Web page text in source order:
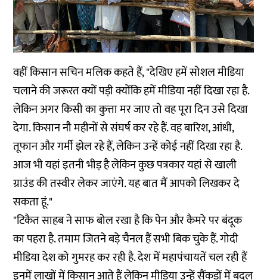
वहीं किसान सचिन मलिक कहते हैं, "देखिए हमें सोशल मीडिया
चलाने की जरूरत क्यों पड़ी क्योंकि हमें मीडिया नहीं दिखा रहा है.
लेकिन अगर किसी का कुत्ता मर जाए तो वह पूरा दिन उसे दिखा
देगा. किसान नौ महीनों से संघर्ष कर रहे हैं. वह बारिश, आंधी,
तूफान और गर्मी झेल रहे हैं, लेकिन उन्हें कोई नहीं दिखा रहा है.
आज भी यहां इतनी भीड़ है लेकिन कुछ पत्रकार यहां से खाली
ग्राउंड की तस्वीर लेकर जाएंगे. यह बात मैं आपको लिखकर दे
सकता हूं."
"टिकैत साहब ने साफ बोल रखा है कि पेन और कैमरे पर बंदूक
का पहरा है. तमाम जितने बड़े चैनल हैं सभी बिक चुके हैं. गोदी
मीडिया देश को गुमरह कर रही है. देश में महापंचायतें चल रही हैं